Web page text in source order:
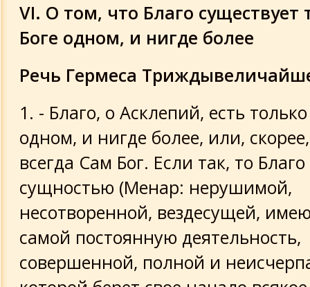
VI. О том, что Благо существует
Боге одном, и нигде более
Речь Гермеса
1. - Благо, о Асклепий, есть
одном, и нигде более, или,
всегда Сам Бог. Если так, то
сущностью (Менар: нерушимой,
несотворенной, вездесущей,
самой постоянную деятельность,
совершенной, полной и
Кубок, или Единство
наивысшей степени явен
О том, что Благо существует только
одном, и нигде более
О том, что наибольшее зло для
незнание Бога
О том, что ни одно из существ не
заблуждение есть то, что люди
перемены разрушением и смертью